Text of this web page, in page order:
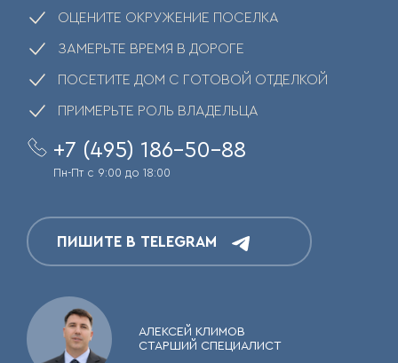
ОЦЕНИТЕ ОКРУЖЕНИЕ ПОСЕЛКА
ЗАМЕРЬТЕ ВРЕМЯ В ДОРОГЕ
ПОСЕТИТЕ ДОМ С ГОТОВОЙ ОТДЕЛКОЙ
ПРИМЕРЬТЕ РОЛЬ ВЛАДЕЛЬЦА
+7 (495) 186-50-88
Пн-Пт с 9:00 до 18:00
ПИШИТЕ В TELEGRAM
АЛЕКСЕЙ КЛИМОВ
СТАРШИЙ СПЕЦИАЛИСТ